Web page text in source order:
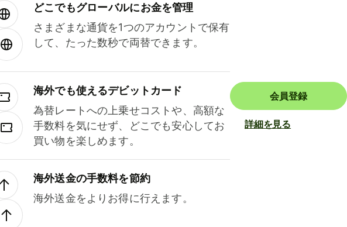
どこでもグ⁠ロ⁠ー⁠バ⁠ルにお金を管理
さまざまな通貨を1つのアカウントで保有
して、たった数秒で両替できます。
海外でも使えるデビットカード
為替レートへの上乗せコストや、高額な
手数料を気にせず、どこでも安心してお
買い物を楽しめます。
海外送金の手数料を節約
海外送金をよりお得に行えます。
会員登録
詳細を見る